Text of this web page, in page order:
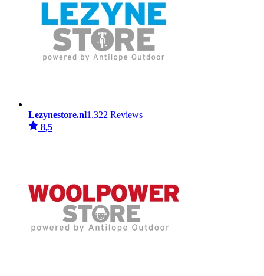
Lezynestore.nl1.322 Reviews
8,5